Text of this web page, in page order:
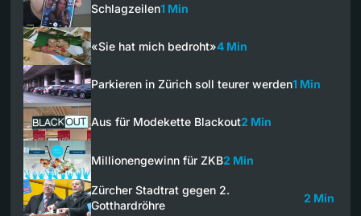
Schlagzeilen1 Min
«Sie hat mich bedroht»4 Min
Parkieren in Zürich soll teurer werden1 Min
Aus für Modekette Blackout2 Min
Millionengewinn für ZKB2 Min
Zürcher Stadtrat gegen 2.
Gotthardröhre
2 Min